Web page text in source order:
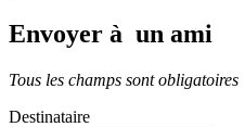
Envoyer à un ami
Tous les champs sont obligatoires
Destinataire